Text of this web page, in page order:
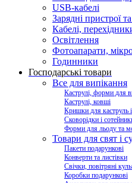
USB-кабелі
Зарядні пристрої
Кабелі,
Освітлення
Фотоапарати,
Годинники
Господарські товари
Все для випікання
Каструлі, форми для
Каструлі, ковші
Кришки для каструль
Сковорідки і
Форми для льоду та
Товари для свят і
Пакети подарункові
Конверти та листівки
Свічки, повітряні
Коробки подарункові